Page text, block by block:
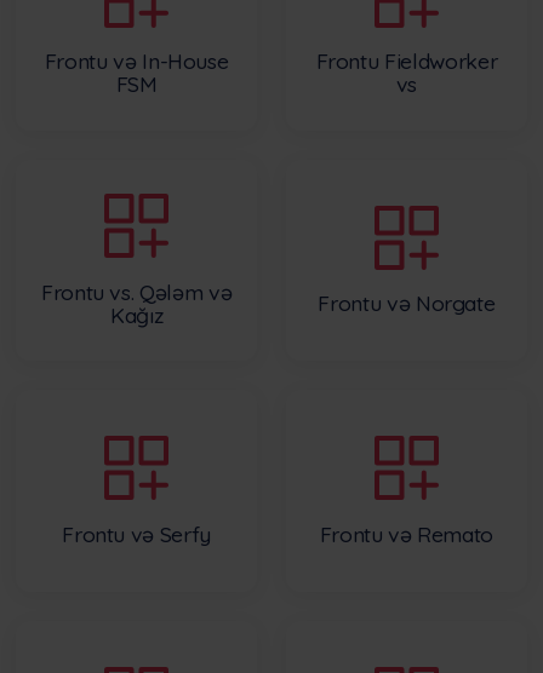
Frontu və In-House
FSM
Frontu Fieldworker
vs
Frontu vs. Qələm və
Kağız
Frontu və Norgate
Frontu və Serfy Frontu və Remato